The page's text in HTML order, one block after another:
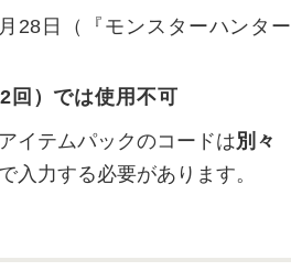
28日（『モンスターハンター
回）では使用不可
イテムパックのコードは別々
入力する必要があります。